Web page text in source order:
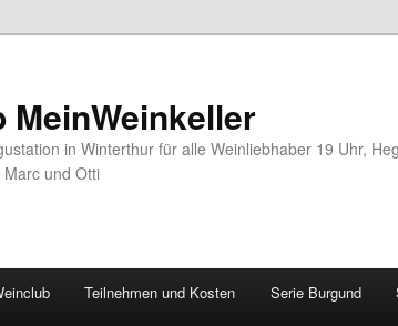
MeinWeinkeller
in Winterthur für alle Weinliebhaber 19 Uhr,
und Otti
Teilnehmen und Kosten Serie Burgund